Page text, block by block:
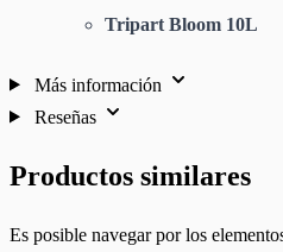
Tripart Bloom 10L
Más información
Reseñas
Productos similares
Es posible navegar por los